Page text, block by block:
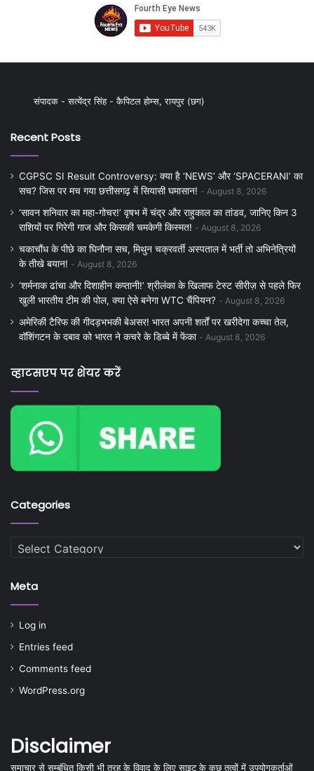
संपादक - सत्येंद्र सिंह - कैपिटल होम्स, रायपुर (छग)
Recent Posts
CGPSC SI Result Controversy: क्या है ‘NEWS’ और ‘SPACERANI’ का
सच? जिस पर मच गया छत्तीसगढ़ में सियासी घमासान!
August 8, 2026
‘सावन शनिवार का महा-गोचर!’ वृषभ में चंद्र और राहुकाल का तांडव, जानिए किन 3
राशियों पर गिरेगी गाज और किसकी चमकेगी किस्मत!
August 8, 2026
चकाचौंध के पीछे का घिनौना सच, मिथुन चक्रवर्ती अस्पताल में भर्ती तो अभिनेत्रियों
के तीखे बयान!
August 8, 2026
‘शर्मनाक ढांचा और दिशाहीन कप्तानी!’ श्रीलंका के खिलाफ टेस्ट सीरीज़ से पहले फिर
खुली भारतीय टीम की पोल, क्या ऐसे बनेगा WTC चैंपियन?
August 8, 2026
अमेरिकी टैरिफ की गीदड़भभकी बेअसर! भारत अपनी शर्तों पर खरीदेगा कच्चा तेल,
वॉशिंगटन के दबाव को भारत ने कचरे के डिब्बे में फेंका
August 8, 2026
व्हाटसएप पर शेयर करें
Categories
Categories
Meta
Log in
Entries feed
Comments feed
WordPress.org
Disclaimer
समाचार से सम्बंधित किसी भी तरह के विवाद के लिए साइट के कुछ तत्वों में उपयोगकर्ताओं